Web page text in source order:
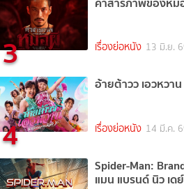
3 เรื่องย่อหนัง 13 มิ.ย.
4
อ้ายต้าวว เอวหวา
เรื่องย่อหนัง 14 มี.ค.
Spider-Man:
แมน แบรนด์ นิว เดย์